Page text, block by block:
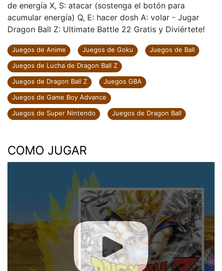
de energía X, S: atacar (sostenga el botón para
acumular energía) Q, E: hacer dosh A: volar - Jugar
Dragon Ball Z: Ultimate Battle 22 Gratis y Diviértete!
Juegos de Anime Juegos de Goku
Juegos de Ball
Juegos de Lucha de Dragon Ball Z
Juegos de Dragon Ball Z
Juegos GBA
Juegos de Game Boy Advance
Juegos de Super Nintendo
Juegos de Dragon Ball
COMO JUGAR